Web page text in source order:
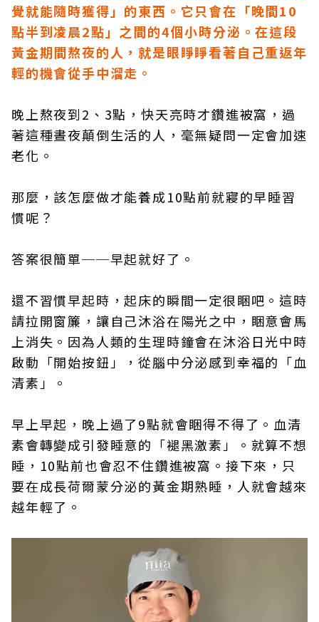
覺就能隨時獲得」的東西。它只會在「晚間10
點半到凌晨2點」之間的4個小時分泌。在這段
黃金期間熬夜的人，就是眼睜睜看著自己重返年
輕的機會從手中溜走。
晚上熬夜到2、3點，快天亮時才鑽進被窩，過
著這種晝夜顛倒生活的人，毫無疑問一定會加速
老化。
那麼，該怎麼做才能養成10點前就寢的早睡習
慣呢？
答案很簡單──早起就好了。
還不習慣早起時，起床的瞬間一定很睏吧。這時
請拉開窗簾，讓自己沐浴在陽光之中，睏意會馬
上消失。因為人類的生理時鐘會在沐浴日光中時
啟動「開始按鈕」，從腦中分泌感到幸福的「血
清素」。
早上早起，晚上過了9點就會睏得不得了。血清
素會轉變成引發睡意的「褪黑激素」。就算不想
睡，10點前也會忍不住鑽進被窩。接下來，只
要在成長荷爾蒙分泌的黃金期熟睡，人就會越來
越年輕了。